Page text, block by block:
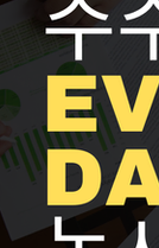
동마사지구인
피스트 알바